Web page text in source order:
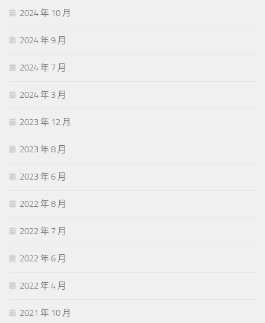
2024 年 10 月
2024 年 9 月
2024 年 7 月
2024 年 3 月
2023 年 12 月
2023 年 8 月
2023 年 6 月
2022 年 8 月
2022 年 7 月
2022 年 6 月
2022 年 4 月
2021 年 10 月